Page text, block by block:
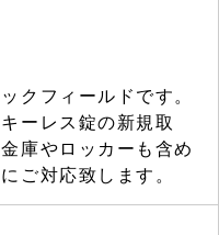
クフィールドです。
ーレス錠の新規取
やロッカーも含め
ご対応致します。